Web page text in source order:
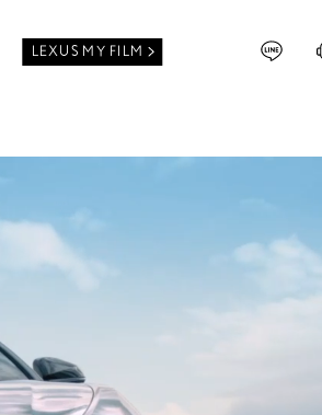
LEXUS MY FILM